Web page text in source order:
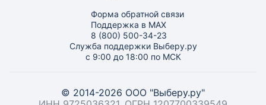
Форма обратной связи
Поддержка в MAX
8 (800) 500-34-23
Служба поддержки Выберу.ру
с 9:00 до 18:00 по МСК
© 2014-2026 ООО "Выберу.ру"